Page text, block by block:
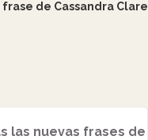
frase de Cassandra Clare
las nuevas frases de